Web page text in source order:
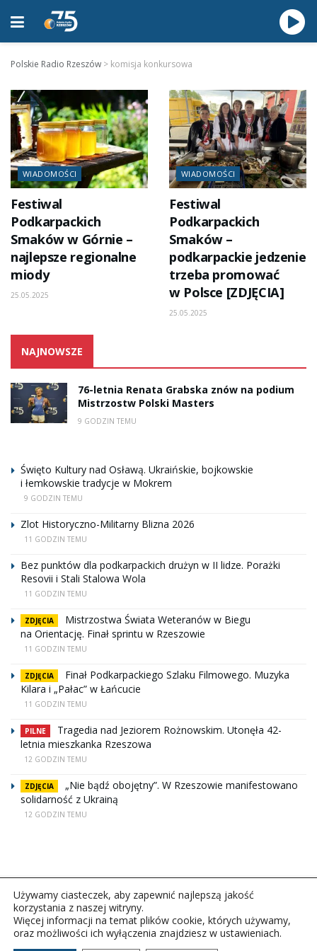
Polskie Radio Rzeszów > komisja konkursowa
WIADOMOŚCI
Festiwal
Podkarpackich
Smaków w Górnie –
najlepsze regionalne
miody
25.05.2025
WIADOMOŚCI
Festiwal
Podkarpackich
Smaków –
podkarpackie jedzenie
trzeba promować
w Polsce [ZDJĘCIA]
25.05.2025
NAJNOWSZE
76-letnia Renata Grabska znów na podium
Mistrzostw Polski Masters
9 GODZIN TEMU
Święto Kultury nad Osławą. Ukraińskie, bojkowskie
i łemkowskie tradycje w Mokrem
9 GODZIN TEMU
Zlot Historyczno-Militarny Blizna 2026
11 GODZIN TEMU
Bez punktów dla podkarpackich drużyn w II lidze. Porażki
Resovii i Stali Stalowa Wola
11 GODZIN TEMU
ZDJĘCIA
Mistrzostwa Świata Weteranów w Biegu
na Orientację. Finał sprintu w Rzeszowie
11 GODZIN TEMU
ZDJĘCIA
Finał Podkarpackiego Szlaku Filmowego. Muzyka
Kilara i „Pałac” w Łańcucie
11 GODZIN TEMU
PILNE
Tragedia nad Jeziorem Rożnowskim. Utonęła 42-
letnia mieszkanka Rzeszowa
12 GODZIN TEMU
ZDJĘCIA
„Nie bądź obojętny”. W Rzeszowie manifestowano
solidarność z Ukrainą
12 GODZIN TEMU
Copyright © 2026Polskie Radio Rzeszów S.A. w likwidacj.
Używamy ciasteczek, aby zapewnić najlepszą jakość
korzystania z naszej witryny.
Więcej informacji na temat plików cookie, których używamy,
oraz możliwości ich wyłączenia znajdziesz w ustawieniach.